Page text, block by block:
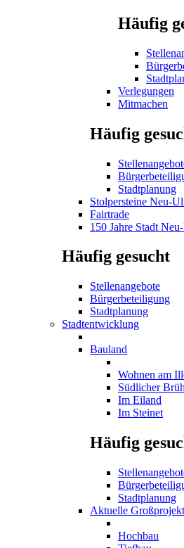
Häufig
Verlegungen
Mitmachen
Häufig
Stadtplanung
Stolpersteine Neu-
Fairtrade
150 Jahre Stadt
Häufig gesucht
Stellenangebote
Bürgerbeteiligung
Stadtplanung
Stadtentwicklung
Bauland
Wohnen am
Südlicher
Im Eiland
Im Steinet
Häufig
Stadtplanung
Aktuelle
Hochbau